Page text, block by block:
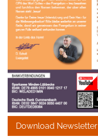
Download Newsletter